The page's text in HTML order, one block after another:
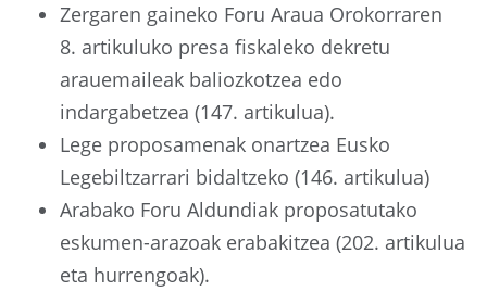
Zergaren gaineko Foru Araua Orokorraren
8. artikuluko presa fiskaleko dekretu
arauemaileak baliozkotzea edo
indargabetzea (147. artikulua).
Lege proposamenak onartzea Eusko
Legebiltzarrari bidaltzeko (146. artikulua)
Arabako Foru Aldundiak proposatutako
eskumen-arazoak erabakitzea (202. artikulua
eta hurrengoak).